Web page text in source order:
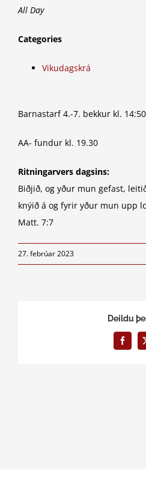
All Day
Categories
Vikudagskrá
Barnastarf 4.-7. bekkur kl. 14:50
AA- fundur kl. 19.30
Ritningarvers dagsins:
Biðjið, og yður mun gefast,
knýið á og fyrir yður mun upp
Matt. 7:7
27. febrúar 2023
Deildu